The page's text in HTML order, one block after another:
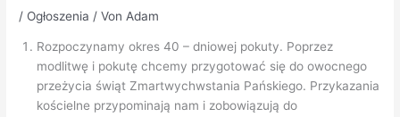
/ Ogłoszenia / Von Adam
Rozpoczynamy okres 40 – dniowej pokuty. Poprzez
modlitwę i pokutę chcemy przygotować się do owocnego
przeżycia świąt Zmartwychwstania Pańskiego. Przykazania
kościelne przypominają nam i zobowiązują do